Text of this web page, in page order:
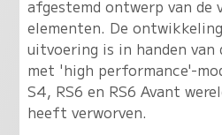
afgestemd ontwerp van de
elementen. De
uitvoering is in handen van
met 'high performance'-
S4, RS6 en RS6 Avant
heeft verworven.